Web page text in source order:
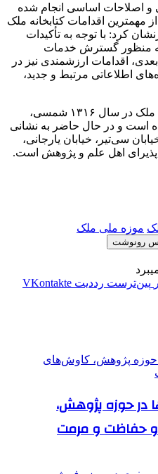
و اصلاحات اساسی انجام شده
مهمترین اقدامات کتابخانه ملک
کرد: با توجه به تأکیدات
منظور گسترش خدمات
اقدامات ارزشمندی نیز در
اطلاعاتی مرتبط و جدید،
گفتنی است، کتابخانه و موزه ملی ملک در سال ۱۳۱۶ شمسی،
است و در حال حاضر به نشانی
سی‌تیر، خیابان یارجانی،
اهل علم و پژوهش است.
موزه ملی ملک
رونوشت
‫پین‌ترست ‫رددیت ‫VKontakte
در حوزه پژوهش،
حفاظت و مرمت